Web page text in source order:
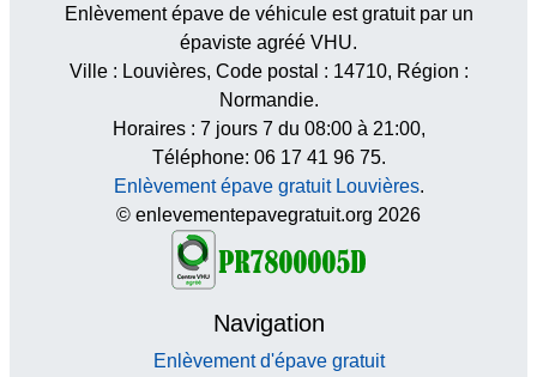
Enlèvement épave de véhicule est gratuit par un
épaviste agréé VHU.
Ville : Louvières, Code postal : 14710, Région :
Normandie.
Horaires : 7 jours 7 du 08:00 à 21:00,
Téléphone: 06 17 41 96 75.
Enlèvement épave gratuit Louvières.
© enlevementepavegratuit.org 2026
Navigation
Enlèvement d'épave gratuit